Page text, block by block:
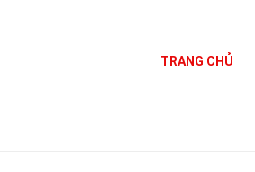
TRANG CHỦ